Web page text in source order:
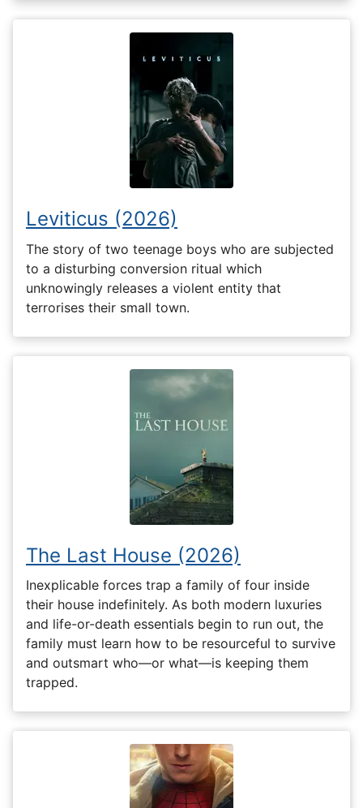
Leviticus (2026)
The story of two teenage boys who are subjected
to a disturbing conversion ritual which
unknowingly releases a violent entity that
terrorises their small town.
The Last House (2026)
Inexplicable forces trap a family of four inside
their house indefinitely. As both modern luxuries
and life-or-death essentials begin to run out, the
family must learn how to be resourceful to survive
and outsmart who—or what—is keeping them
trapped.